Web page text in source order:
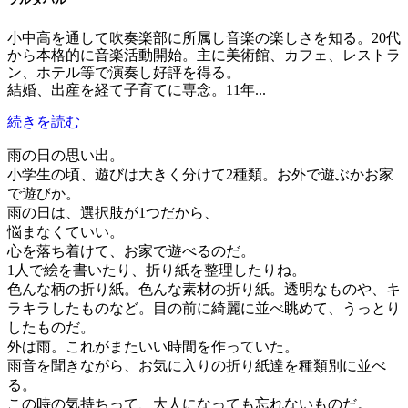
小中高を通して吹奏楽部に所属し音楽の楽しさを知る。20代
から本格的に音楽活動開始。主に美術館、カフェ、レストラ
ン、ホテル等で演奏し好評を得る。
結婚、出産を経て子育てに専念。11年...
続きを読む
雨の日の思い出。
小学生の頃、遊びは大きく分けて2種類。お外で遊ぶかお家
で遊びか。
雨の日は、選択肢が1つだから、
悩まなくていい。
心を落ち着けて、お家で遊べるのだ。
1人で絵を書いたり、折り紙を整理したりね。
色んな柄の折り紙。色んな素材の折り紙。透明なものや、キ
ラキラしたものなど。目の前に綺麗に並べ眺めて、うっとり
したものだ。
外は雨。これがまたいい時間を作っていた。
雨音を聞きながら、お気に入りの折り紙達を種類別に並べ
る。
この時の気持ちって、大人になっても忘れないものだ。